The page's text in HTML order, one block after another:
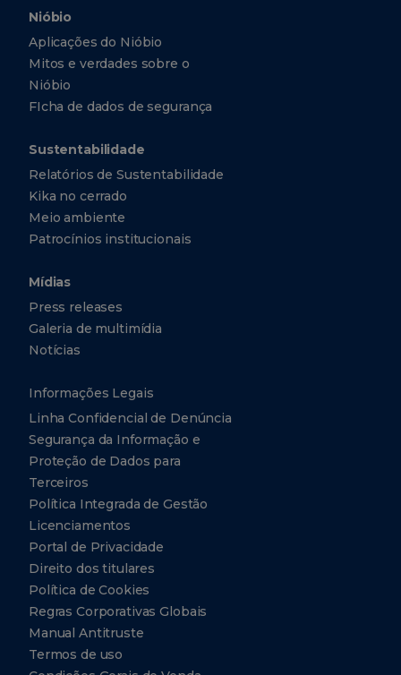
Nióbio
Aplicações do Nióbio
Mitos e verdades sobre o
Nióbio
FIcha de dados de segurança
Sustentabilidade
Relatórios de Sustentabilidade
Kika no cerrado
Meio ambiente
Patrocínios institucionais
Mídias
Press releases
Galeria de multimídia
Notícias
Informações Legais
Linha Confidencial de Denúncia
Segurança da Informação e
Proteção de Dados para
Terceiros
Política Integrada de Gestão
Licenciamentos
Portal de Privacidade
Direito dos titulares
Política de Cookies
Regras Corporativas Globais
Manual Antitruste
Termos de uso